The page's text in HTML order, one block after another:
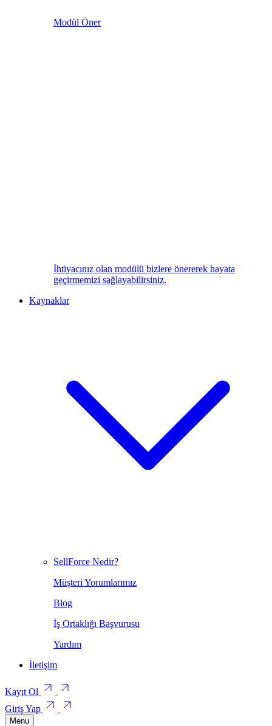
Modül Öner
İhtiyacınız olan modülü bizlere önererek hayata
geçirmemizi sağlayabilirsiniz.
Kaynaklar
SellForce Nedir?
Müşteri Yorumlarımız
Blog
İş Ortaklığı Başvurusu
Yardım
İletişim
Kayıt Ol
Giriş Yap
Menu